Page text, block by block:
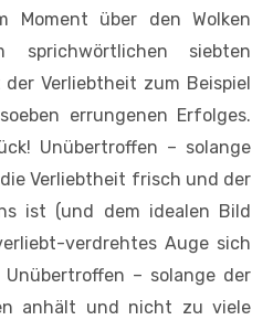
Moment über den Wolken
sprichwörtlichen siebten
Verliebtheit zum Beispiel
errungenen Erfolges.
Unübertroffen – solange
Verliebtheit frisch und der
ist (und dem idealen Bild
verdrehtes Auge sich
– solange der
anhält und nicht zu viele